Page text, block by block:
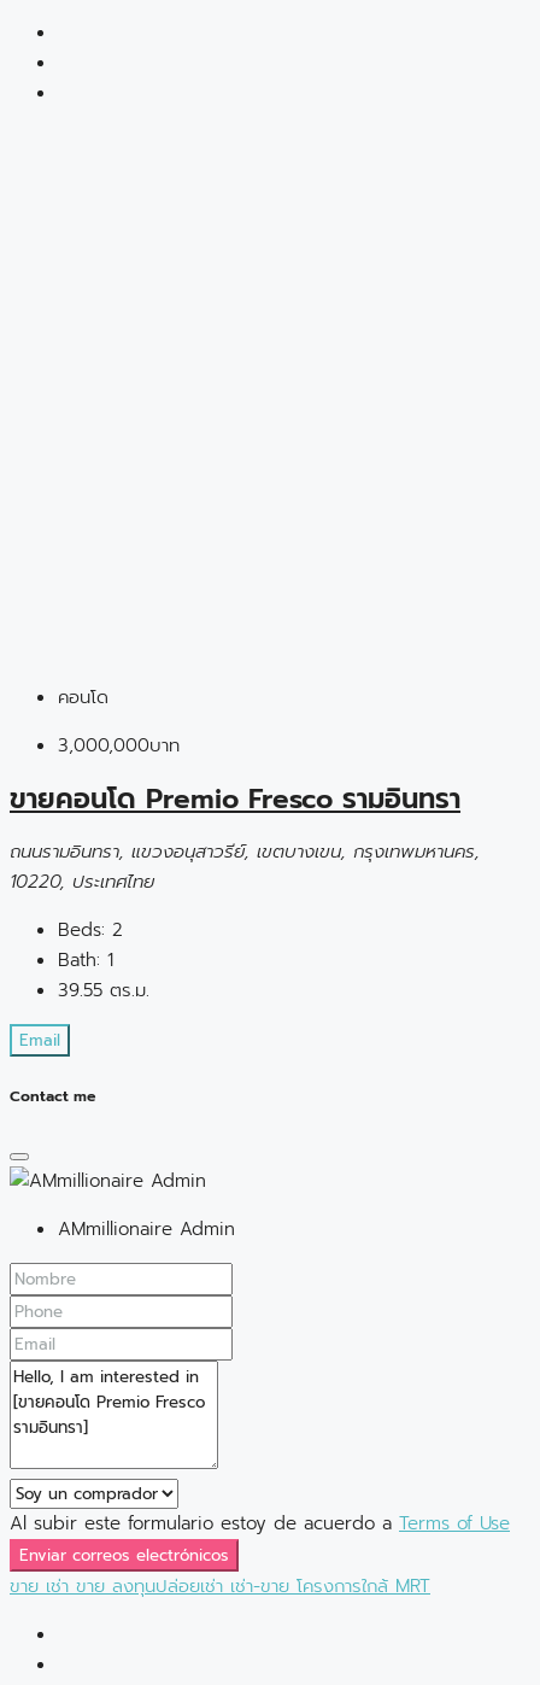
คอนโด
3,000,000บาท
ขายคอนโด Premio Fresco รามอินทรา
ถนนรามอินทรา, แขวงอนุสาวรีย์, เขตบางเขน, กรุงเทพมหานคร,
10220, ประเทศไทย
Beds: 2
Bath: 1
39.55 ตร.ม.
Email
Contact me
AMmillionaire Admin
Al subir este formulario estoy de acuerdo a Terms of Use
Enviar correos electrónicos
ขาย เช่า ขาย ลงทุนปล่อยเช่า เช่า-ขาย โครงการใกล้ MRT